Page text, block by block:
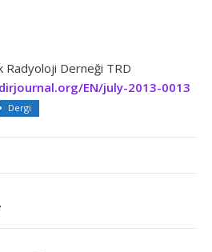
Radyoloji Derneği TRD
EN/july-2013-0013
Dergi